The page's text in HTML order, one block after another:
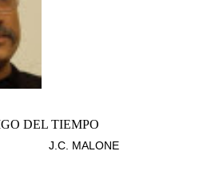
DEL TIEMPO
J.C. MALONE